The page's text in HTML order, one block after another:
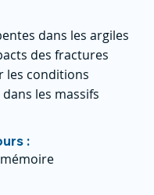
dans les argiles
des fractures
les conditions
les massifs
: